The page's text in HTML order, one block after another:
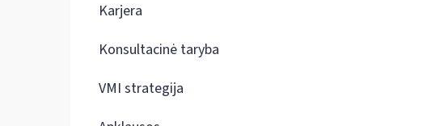
Karjera
Konsultacinė taryba
VMI strategija